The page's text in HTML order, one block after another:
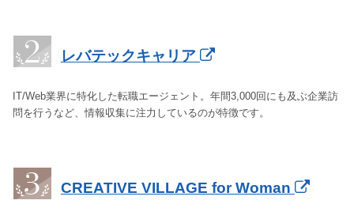
レバテックキャリア
IT/Web業界に特化した転職エージェント。年間3,000回にも及ぶ企業訪
問を行うなど、情報収集に注力しているのが特徴です。
CREATIVE VILLAGE for Woman